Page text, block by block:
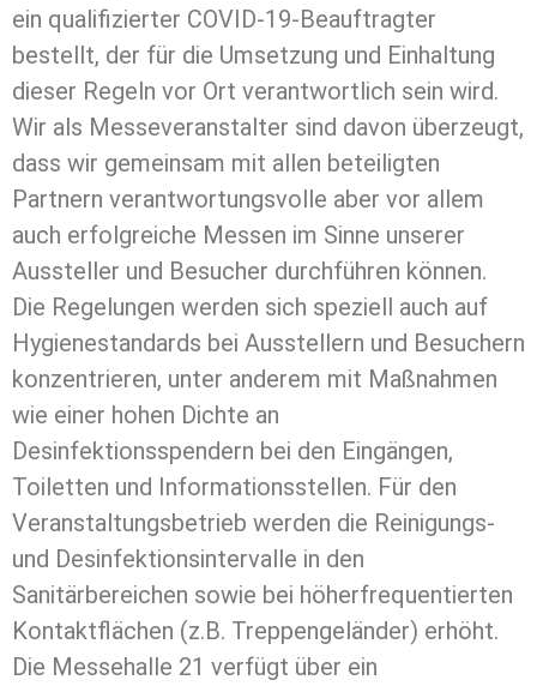
ein qualifizierter COVID-19-Beauftragter
bestellt, der für die Umsetzung und Einhaltung
dieser Regeln vor Ort verantwortlich sein wird.
Wir als Messeveranstalter sind davon überzeugt,
dass wir gemeinsam mit allen beteiligten
Partnern verantwortungsvolle aber vor allem
auch erfolgreiche Messen im Sinne unserer
Aussteller und Besucher durchführen können.
Die Regelungen werden sich speziell auch auf
Hygienestandards bei Ausstellern und Besuchern
konzentrieren, unter anderem mit Maßnahmen
wie einer hohen Dichte an
Desinfektionsspendern bei den Eingängen,
Toiletten und Informationsstellen. Für den
Veranstaltungsbetrieb werden die Reinigungs-
und Desinfektionsintervalle in den
Sanitärbereichen sowie bei höherfrequentierten
Kontaktflächen (z.B. Treppengeländer) erhöht.
Die Messehalle 21 verfügt über ein